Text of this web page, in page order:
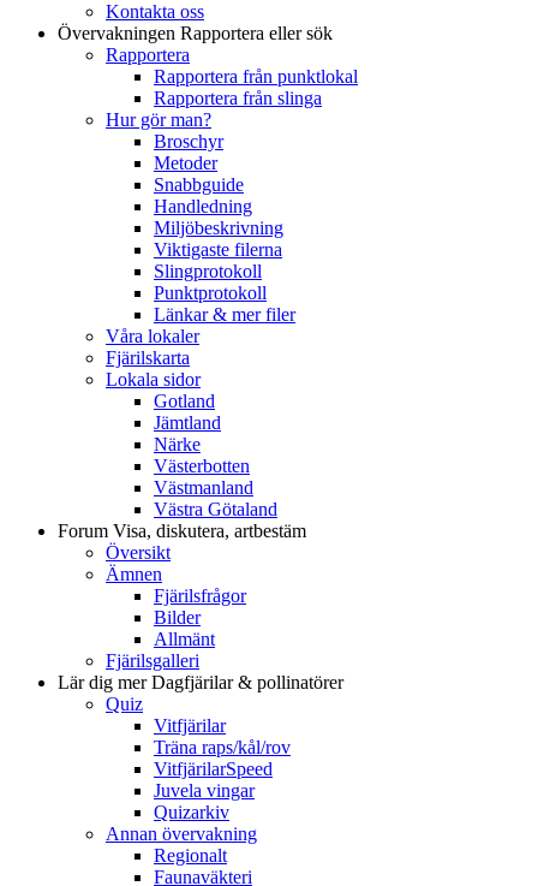
Kontakta oss
Övervakningen Rapportera eller sök
Rapportera
Rapportera från punktlokal
Rapportera från slinga
Hur gör man?
Broschyr
Metoder
Snabbguide
Handledning
Miljöbeskrivning
Viktigaste filerna
Slingprotokoll
Punktprotokoll
Länkar & mer filer
Våra lokaler
Fjärilskarta
Lokala sidor
Gotland
Jämtland
Närke
Västerbotten
Västmanland
Västra Götaland
Forum Visa, diskutera, artbestäm
Översikt
Ämnen
Fjärilsfrågor
Bilder
Allmänt
Fjärilsgalleri
Lär dig merDagfjärilar & pollinatörer
Quiz
Vitfjärilar
Träna raps/kål/rov
VitfjärilarSpeed
Juvela vingar
Quizarkiv
Annan övervakning
Regionalt
Faunaväkteri